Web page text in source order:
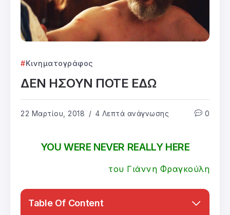
Κινηματογράφος
ΔΕΝ ΗΣΟΥΝ ΠΟΤΕ ΕΔΩ
22 Μαρτίου, 2018 4 Λεπτά ανάγνωσης 0
YOU WERE NEVER REALLY HERE
του Γιάννη Φραγκούλη
Table Of Content